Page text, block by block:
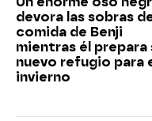
devora las sobras
comida de Benji
mientras él prepara
nuevo refugio para
invierno